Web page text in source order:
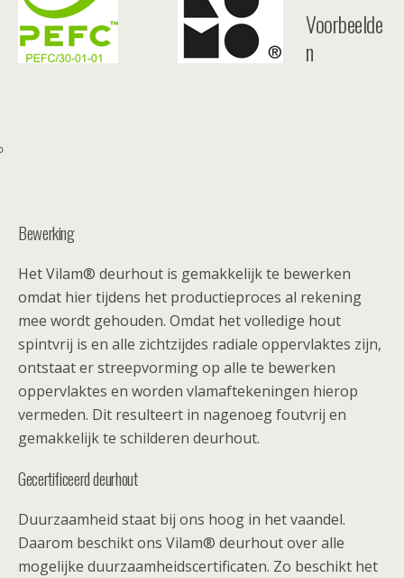
Voorbeelde
n
Bewerking
Het Vilam® deurhout is gemakkelijk te bewerken
omdat hier tijdens het productieproces al rekening
mee wordt gehouden. Omdat het volledige hout
spintvrij is en alle zichtzijdes radiale oppervlaktes zijn,
ontstaat er streepvorming op alle te bewerken
oppervlaktes en worden vlamaftekeningen hierop
vermeden. Dit resulteert in nagenoeg foutvrij en
gemakkelijk te schilderen deurhout.
Gecertificeerd deurhout
Duurzaamheid staat bij ons hoog in het vaandel.
Daarom beschikt ons Vilam® deurhout over alle
mogelijke duurzaamheidscertificaten. Zo beschikt het